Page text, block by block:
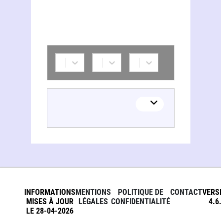
INFORMATIONS
MISES À JOUR
LE 28-04-2026
MENTIONS
LÉGALES
POLITIQUE DE
CONFIDENTIALITÉ
CONTACT